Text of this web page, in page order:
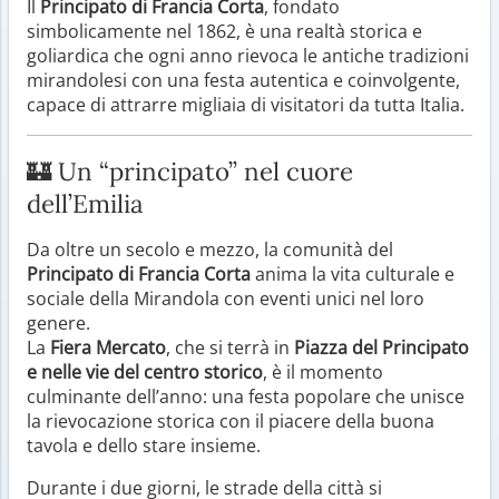
Il Principato di Francia Corta, fondato
simbolicamente nel 1862, è una realtà storica e
goliardica che ogni anno rievoca le antiche tradizioni
mirandolesi con una festa autentica e coinvolgente,
capace di attrarre migliaia di visitatori da tutta Italia.
🏰 Un “principato” nel cuore
dell’Emilia
Da oltre un secolo e mezzo, la comunità del
Principato di Francia Cortaanima la vita culturale e
sociale della Mirandola con eventi unici nel loro
genere.
La Fiera Mercato, che si terrà in Piazza del Principato
e nelle vie del centro storico, è il momento
culminante dell’anno: una festa popolare che unisce
la rievocazione storica con il piacere della buona
tavola e dello stare insieme.
Durante i due giorni, le strade della città si